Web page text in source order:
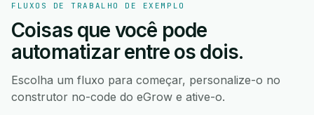
FLUXOS DE TRABALHO DE EXEMPLO
Coisas que você pode
automatizar entre os dois.
Escolha um fluxo para começar, personalize-o no
construtor no-code do eGrow e ative-o.